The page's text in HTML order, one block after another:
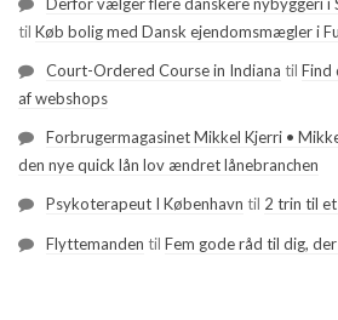
til Køb bolig med Dansk ejendomsmægler i
Court-Ordered Course in Indiana til Find
af webshops
Forbrugermagasinet Mikkel Kjerri •
den nye quick lån lov ændret lånebranchen
Psykoterapeut I København til 2 trin til
Flyttemanden til Fem gode råd til dig,